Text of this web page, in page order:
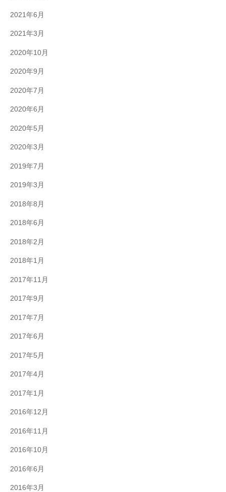
2021年6月
2021年3月
2020年10月
2020年9月
2020年7月
2020年6月
2020年5月
2020年3月
2019年7月
2019年3月
2018年8月
2018年6月
2018年2月
2018年1月
2017年11月
2017年9月
2017年7月
2017年6月
2017年5月
2017年4月
2017年1月
2016年12月
2016年11月
2016年10月
2016年6月
2016年3月